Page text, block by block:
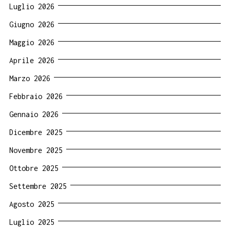
Luglio 2026
Giugno 2026
Maggio 2026
Aprile 2026
Marzo 2026
Febbraio 2026
Gennaio 2026
Dicembre 2025
Novembre 2025
Ottobre 2025
Settembre 2025
Agosto 2025
Luglio 2025